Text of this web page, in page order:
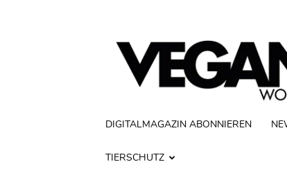
Vegan
World
DIGITALMAGAZIN ABONNIEREN
TIERSCHUTZ